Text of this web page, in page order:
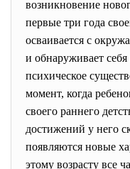
возникновение
первые три года
осваивается с
и обнаруживает себя
психическое
момент, когда
своего раннего
достижений у него
появляются новые
этому возрасту все